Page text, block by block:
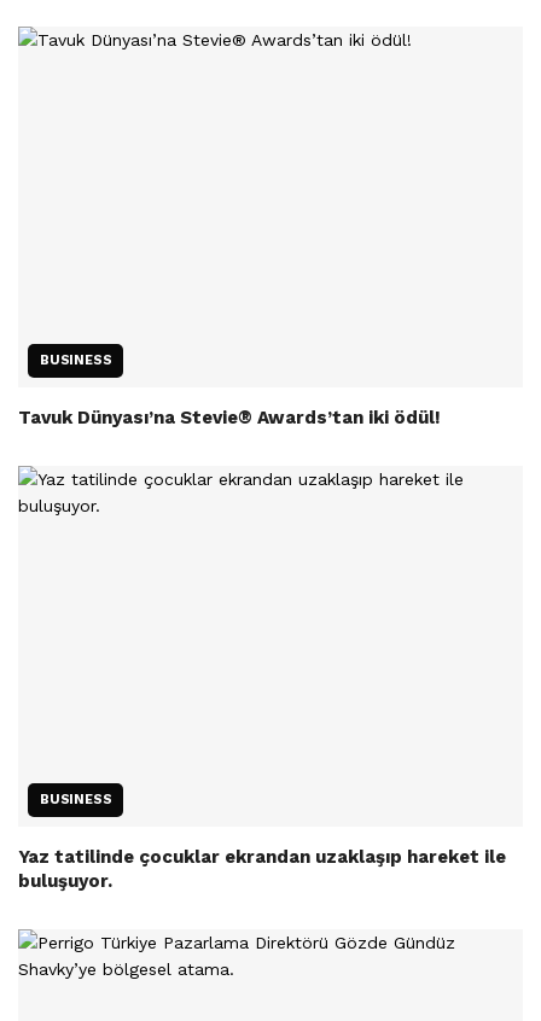
BUSINESS
Tavuk Dünyası’na Stevie® Awards’tan iki ödül!
BUSINESS
Yaz tatilinde çocuklar ekrandan uzaklaşıp hareket ile
buluşuyor.